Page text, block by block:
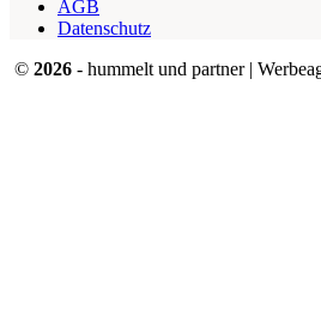
AGB
Datenschutz
© 2026 - hummelt und partner |